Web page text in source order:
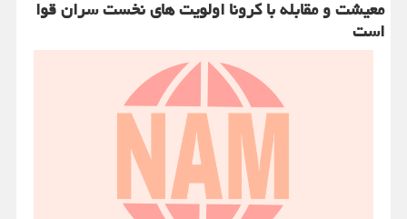
معیشت و مقابله با کرونا اولویت های نخست سران قوا
است